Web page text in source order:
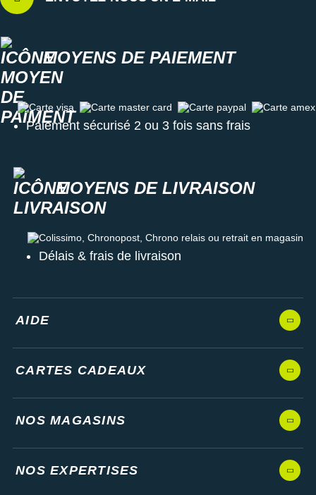
MOYENS DE PAIEMENT
Carte visa Carte master card Carte paypal Carte amex
Paiement sécurisé 2 ou 3 fois sans frais
MOYENS DE LIVRAISON
Colissimo, Chronopost, Chrono relais ou retrait en magasin
Délais & frais de livraison
AIDE
CARTES CADEAUX
NOS MAGASINS
NOS EXPERTISES